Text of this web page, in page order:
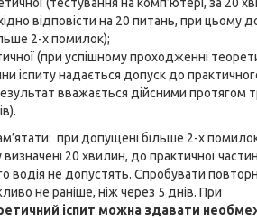
відповісти на 20 питань, при цьому
2-х помилок);
(при успішному проходженні
іспиту надається допуск до
вважається дійсними протягом
при допущені більше 2-х
визначені 20 хвилин, до практичної
водія не допустять. Спробувати
не раніше, ніж через 5 днів. При
іспит можна здавати